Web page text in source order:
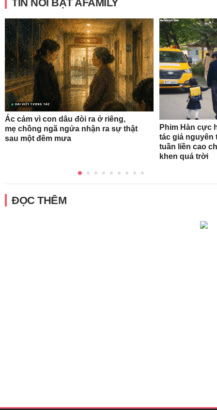
TIN NỔI BẬT AFAMILY
Ác cảm vì con dâu đòi ra ở riêng,
mẹ chồng ngã ngửa nhận ra sự thật
sau một đêm mưa
Phim Hàn cực
tác giả nguyên
tuần liền cao
khen quá trời
ĐỌC THÊM